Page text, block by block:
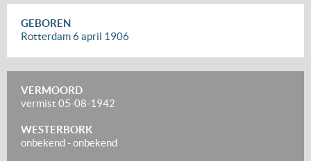
GEBOREN
Rotterdam6 april 1906
VERMOORD
vermist 05-08-1942
WESTERBORK
onbekend-onbekend